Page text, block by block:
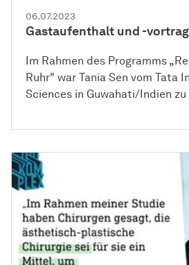
06.07.2023
Gastaufenthalt und -
Im Rahmen des Programms
Ruhr" war Tania Sen vom Tata
Sciences in Guwahati/Indien